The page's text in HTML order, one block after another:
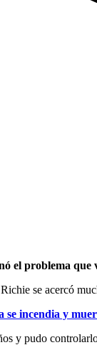
el problema
se acercó
se incendia y
y pudo